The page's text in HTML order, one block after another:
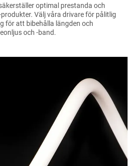
optimal prestanda och
Välj våra drivare för pålitlig
för att bibehålla längden och
och -band.